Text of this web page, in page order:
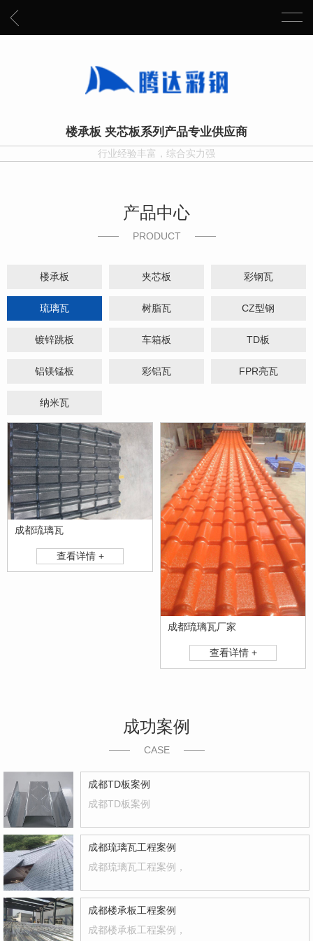
楼承板 夹芯板系列产品专业供应商
行业经验丰富，综合实力强
产品中心
PRODUCT
楼承板 夹芯板 彩钢瓦
琉璃瓦 树脂瓦 CZ型钢
镀锌跳板 车箱板 TD板
铝镁锰板 彩铝瓦 FPR亮瓦
纳米瓦
成都琉璃瓦
查看详情 +
成都琉璃瓦厂家
查看详情 +
成功案例
CASE
成都TD板案例
成都TD板案例
成都琉璃瓦工程案例
成都琉璃瓦工程案例，
成都楼承板工程案例
成都楼承板工程案例，